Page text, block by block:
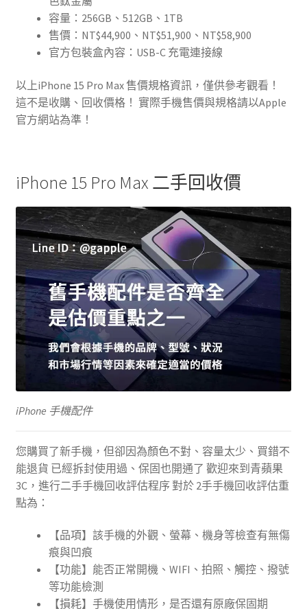
容量：256GB、512GB、1TB
售價：NT$44,900、NT$51,900、NT$58,900
官方包裝盒內容：USB-C 充電連接線
以上iPhone 15 Pro Max 售價規格資訊，僅供參考觀看！
這不是收購、回收價格！ 實際手機售價與規格請以Apple
官方網站為準！
iPhone 15 Pro Max 二手回收價
iPhone 手機配件
您購買了新手機，但卻因為顏色不對、容量太少、買錯不
能退貨 已經拆封使用過、保固也開通了 歡迎來到青蘋果
3C，進行二手手機回收評估程序 對於 2手手機回收評估重
點為：
【品項】該手機的外觀、螢幕、機身等檢查有無傷
痕與凹痕
【功能】能否正常開機、WIFI、拍照、觸控、撥號
等功能檢測
【損耗】手機使用情形，是否還有原廠保固期